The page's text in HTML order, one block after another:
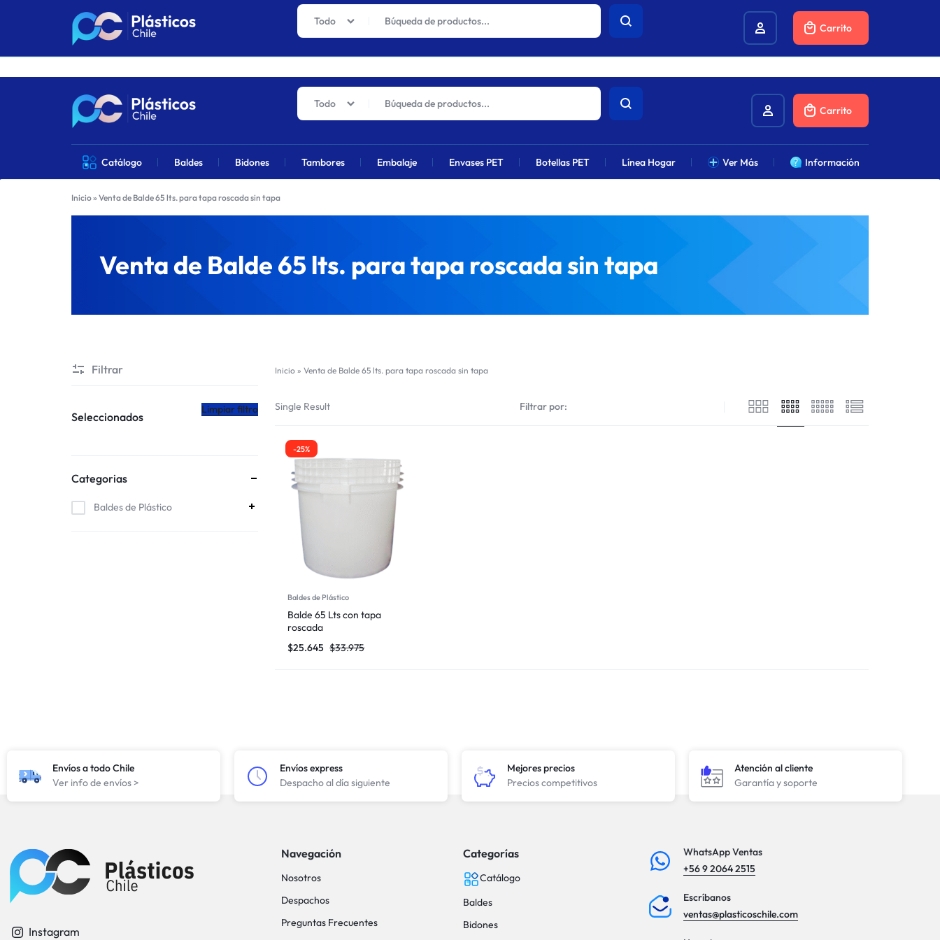
Los precios actuales sufrirán un aumento global próximamente debido al alza en combustibles.
PLÁSTICOS
CHILE
VENTA
DE
PRODUCTOS
PLÁSTICOS
Todo
Carrito
Catálogo Baldes Bidones Tambores Embalaje Envases PET Botellas PET Línea Hogar Ver Más Información
Todo
Carrito
Inicio» Venta de Balde 65 lts. para tapa roscada sin tapa
Venta de Balde 65 lts. para tapa roscada sin tapa
Inicio »Venta de Balde 65 lts. para tapa roscada sin tapa
Single Result Filtrar por:
-25%
Baldes de Plástico
Balde 65 Lts con tapa
roscada
$33.975
$25.645
Filtrar
Seleccionados
Limpiar filtro
Categorias
Baldes de Plástico
Envíos a todo Chile
Ver info de envíos >
Envíos express
Despacho al día siguiente
Mejores precios
Precios competitivos
Atención al cliente
Garantía y soporte
Instagram
Navegación
Nosotros
Despachos
Preguntas Frecuentes
Categorías
Catálogo
Baldes
Bidones
WhatsApp Ventas
+56 9 2064 2515
Escríbanos
ventas@plasticoschile.com